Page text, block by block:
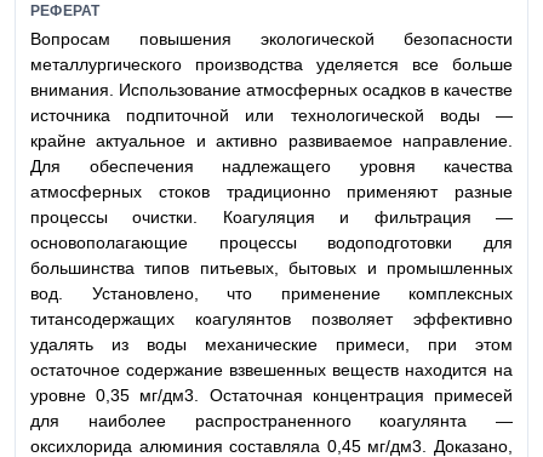
РЕФЕРАТ
Вопросам повышения экологической безопасности
металлургического производства уделяется все больше
внимания. Использование атмосферных осадков в качестве
источника подпиточной или технологической воды —
крайне актуальное и активно развиваемое направление.
Для обеспечения надлежащего уровня качества
атмосферных стоков традиционно применяют разные
процессы очистки. Коагуляция и фильтрация —
основополагающие процессы водоподготовки для
большинства типов питьевых, бытовых и промышленных
вод. Установлено, что применение комплексных
титансодержащих коагулянтов позволяет эффективно
удалять из воды механические примеси, при этом
остаточное содержание взвешенных веществ находится на
уровне 0,35 мг/дм3. Остаточная концентрация примесей
для наиболее распространенного коагулянта —
оксихлорида алюминия составляла 0,45 мг/дм3. Доказано,